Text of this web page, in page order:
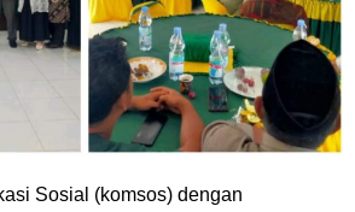
Sosial (komsos) dengan